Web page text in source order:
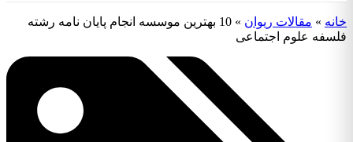
خانه » مقالات ریوان »
10 بهترین موسسه انجام پایان نامه رشته
فلسفه علوم اجتماعی